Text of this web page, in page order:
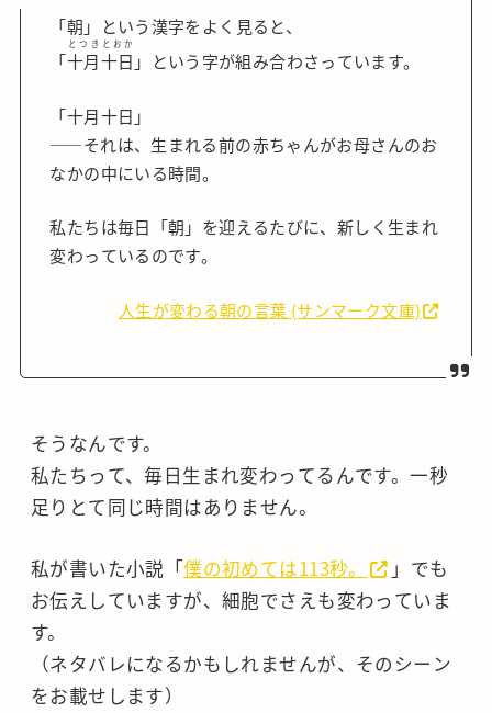
「朝」という漢字をよく見ると、
「十月十日
とつきとおか
」という字が組み合わさっています。
「十月十日」
――それは、生まれる前の赤ちゃんがお母さんのお
なかの中にいる時間。
私たちは毎日「朝」を迎えるたびに、新しく生まれ
変わっているのです。
人生が変わる朝の言葉 (サンマーク文庫)
そうなんです。
私たちって、毎日生まれ変わってるんです。一秒
足りとて同じ時間はありません。
私が書いた小説「僕の初めては113秒。
」でも
お伝えしていますが、細胞でさえも変わっていま
す。
（ネタバレになるかもしれませんが、そのシーン
をお載せします）